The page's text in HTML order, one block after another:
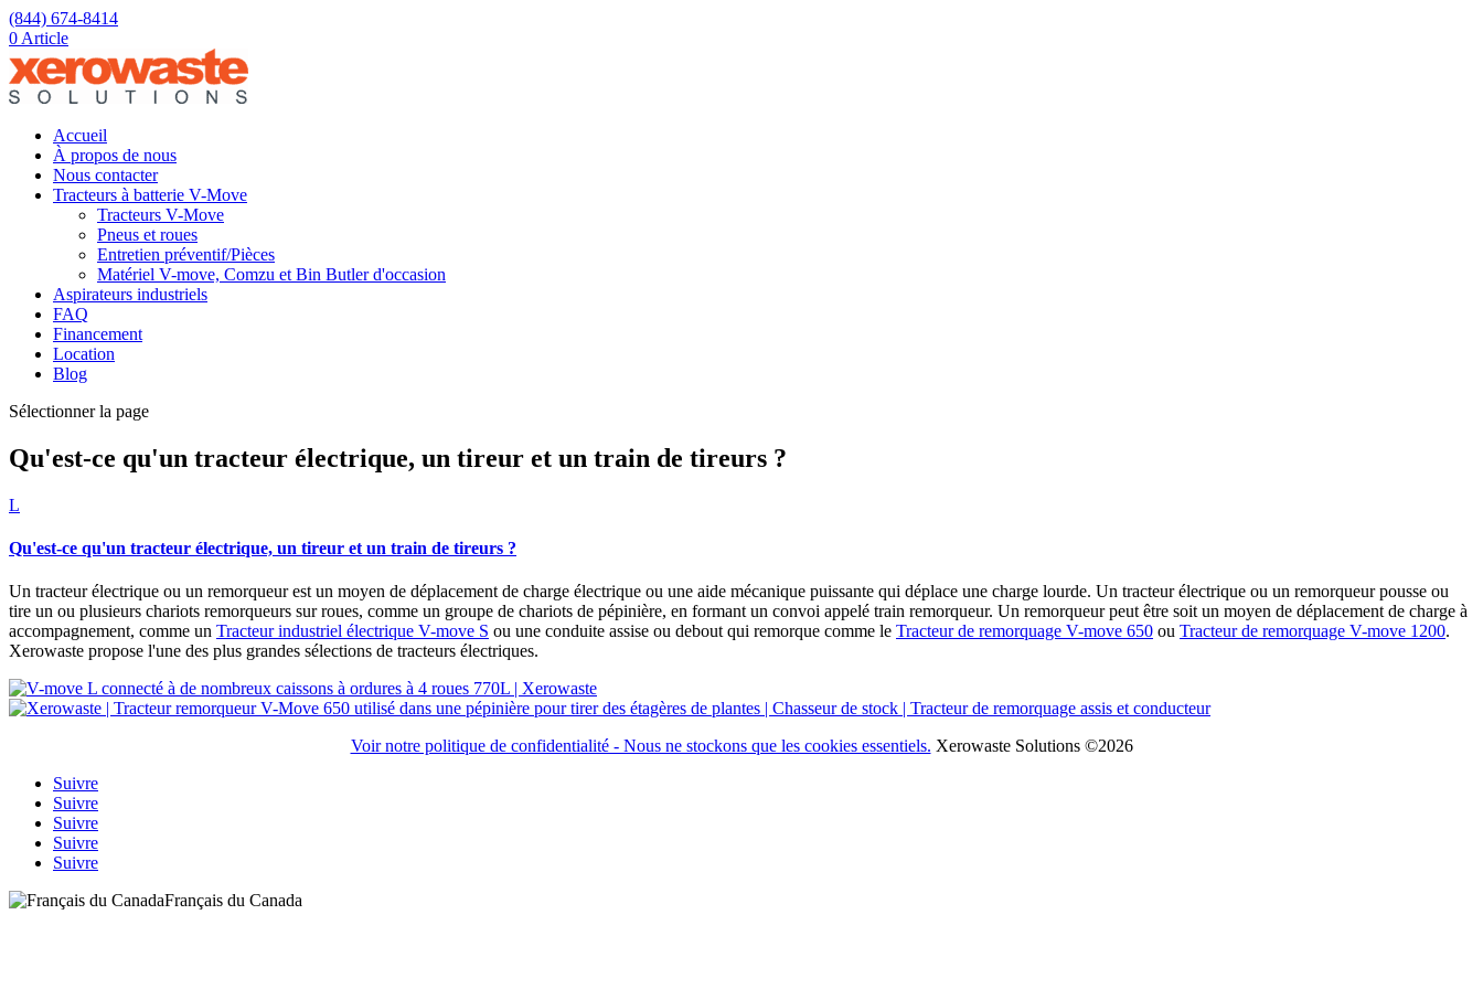
(844) 674-8414
0 Article
Accueil
À propos de nous
Nous contacter
Tracteurs à batterie V-Move
Tracteurs V-Move
Pneus et roues
Entretien préventif/Pièces
Matériel V-move, Comzu et Bin Butler d'occasion
Aspirateurs industriels
FAQ
Financement
Location
Blog
Sélectionner la page
Qu'est-ce qu'un tracteur électrique, un tireur et un train de tireurs ?
L
Qu'est-ce qu'un tracteur électrique, un tireur et un train de tireurs ?
Un tracteur électrique ou un remorqueur est un moyen de déplacement de charge électrique ou une aide mécanique puissante qui déplace une charge lourde. Un tracteur électrique ou un remorqueur pousse ou
tire un ou plusieurs chariots remorqueurs sur roues, comme un groupe de chariots de pépinière, en formant un convoi appelé train remorqueur. Un remorqueur peut être soit un moyen de déplacement de charge à
accompagnement, comme un Tracteur industriel électrique V-move S ou une conduite assise ou debout qui remorque comme le Tracteur de remorquage V-move 650 ou Tracteur de remorquage V-move 1200.
Xerowaste propose l'une des plus grandes sélections de tracteurs électriques.
Voir notre politique de confidentialité - Nous ne stockons que les cookies essentiels. Xerowaste Solutions ©2026
Suivre
Suivre
Suivre
Suivre
Suivre
Français du Canada